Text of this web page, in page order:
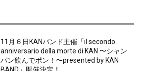
11月６日KANバンド主催「il secondo
anniversario della morte di KAN 〜シャン
パン飲んでポン！〜presented by KAN